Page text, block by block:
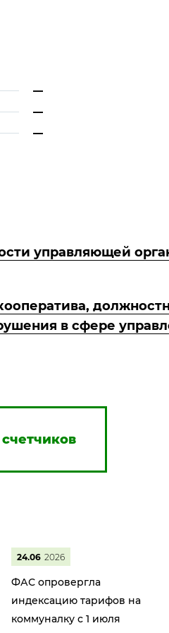
—
—
—
управляющей
в сфере
24.06 2026
ФАС опровергла
индексацию тарифов на
коммуналку с 1 июля